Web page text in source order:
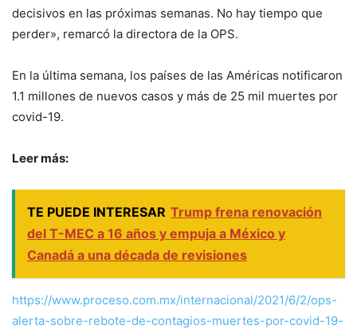
decisivos en las próximas semanas. No hay tiempo que
perder», remarcó la directora de la OPS.
En la última semana, los países de las Américas notificaron
1.1 millones de nuevos casos y más de 25 mil muertes por
covid-19.
Leer más:
TE PUEDE INTERESAR Trump frena renovación
del T-MEC a 16 años y empuja a México y
Canadá a una década de revisiones
https://www.proceso.com.mx/internacional/2021/6/2/ops-
alerta-sobre-rebote-de-contagios-muertes-por-covid-19-